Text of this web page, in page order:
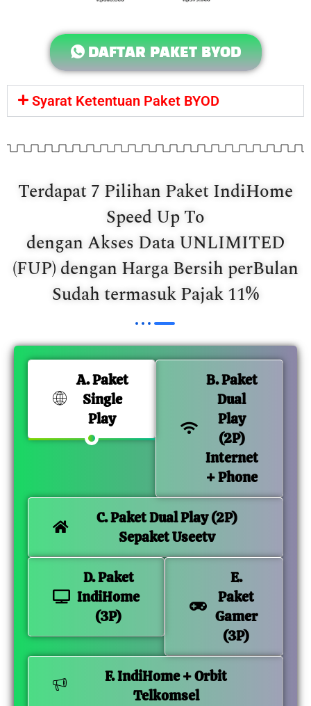
DAFTAR PAKET BYOD
Syarat Ketentuan Paket BYOD
Terdapat 7 Pilihan Paket IndiHome
Speed Up To
dengan Akses Data UNLIMITED
(FUP) dengan Harga Bersih perBulan
Sudah termasuk Pajak 11%
A. Paket
Single
Play
B. Paket
Dual
Play
(2P)
Internet
+ Phone
C. Paket Dual Play (2P)
Sepaket Useetv
D. Paket
IndiHome
(3P)
E.
Paket
Gamer
(3P)
F. IndiHome + Orbit
Telkomsel